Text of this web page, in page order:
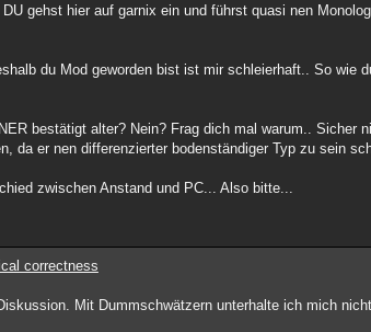
gehst hier auf garnix ein und führst quasi nen
du Mod geworden bist ist mir schleierhaft.. So wie
bestätigt alter? Nein? Frag dich mal warum..
da er nen differenzierter bodenständiger Typ zu sein
zwischen Anstand und PC... Also bitte...
correctness
Mit Dummschwätzern unterhalte ich mich